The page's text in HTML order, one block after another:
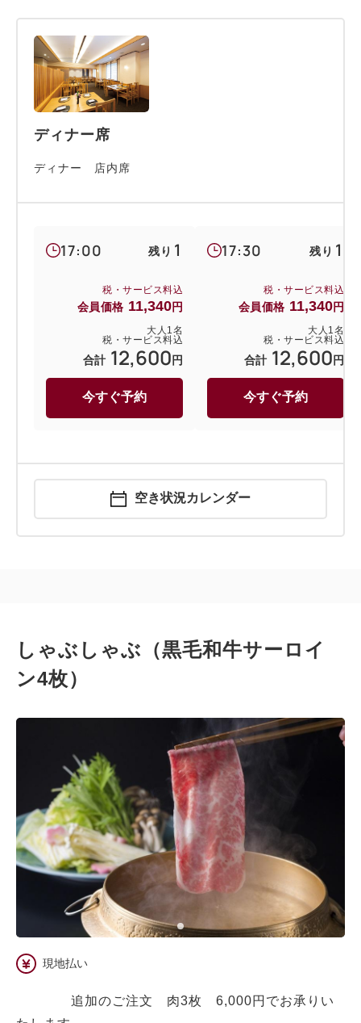
ディナー席
ディナー 店内席
17:00
税・サービス料込
会員価格 11,340円
大人 1名
税・サービス料込
合計 12,600 円
残り 1
今すぐ予約
17:30
税・サービス料込
会員価格 11,340円
大人 1名
税・サービス料込
合計 12,600 円
残り 1
今すぐ予約
空き状況カレンダー
しゃぶしゃぶ（黒毛和牛サーロイ
ン4枚）
現地払い
追加のご注文 肉3枚 6,000円でお承りい